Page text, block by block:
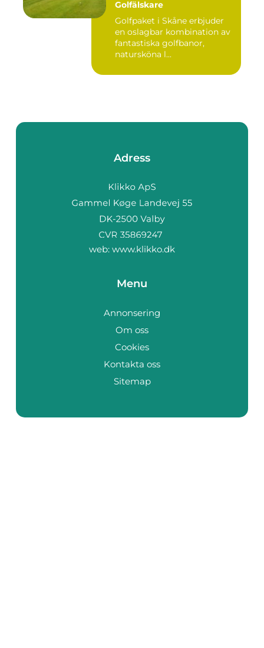
Golfälskare
Golfpaket i Skåne erbjuder
en oslagbar kombination av
fantastiska golfbanor,
natursköna l...
Adress
web: www.klikko.dk
Menu
Annonsering
Om oss
Cookies
Kontakta oss
Sitemap